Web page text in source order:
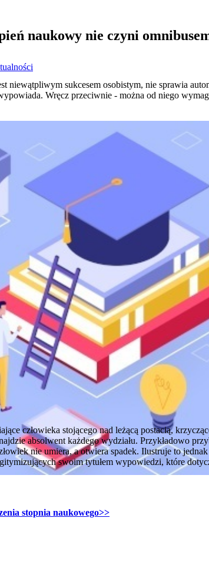
naukowy nie czyni
niewątpliwym sukcesem osobistym, nie sprawia
Wręcz przeciwnie - można od niego
człowieka stojącego nad leżącą postacią,
absolwent każdego wydziału. Przykładowo
nie umiera, a otwiera spadek. Ilustruje to
swoim tytułem wypowiedzi, które
stopnia naukowego>>